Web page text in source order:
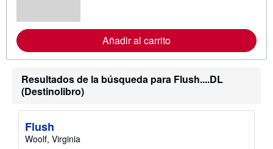
m
i
n
s
r
Añadir al carrito
Resultados de la búsqueda para Flush....DL
(Destinolibro)
Flush
Woolf, Virginia